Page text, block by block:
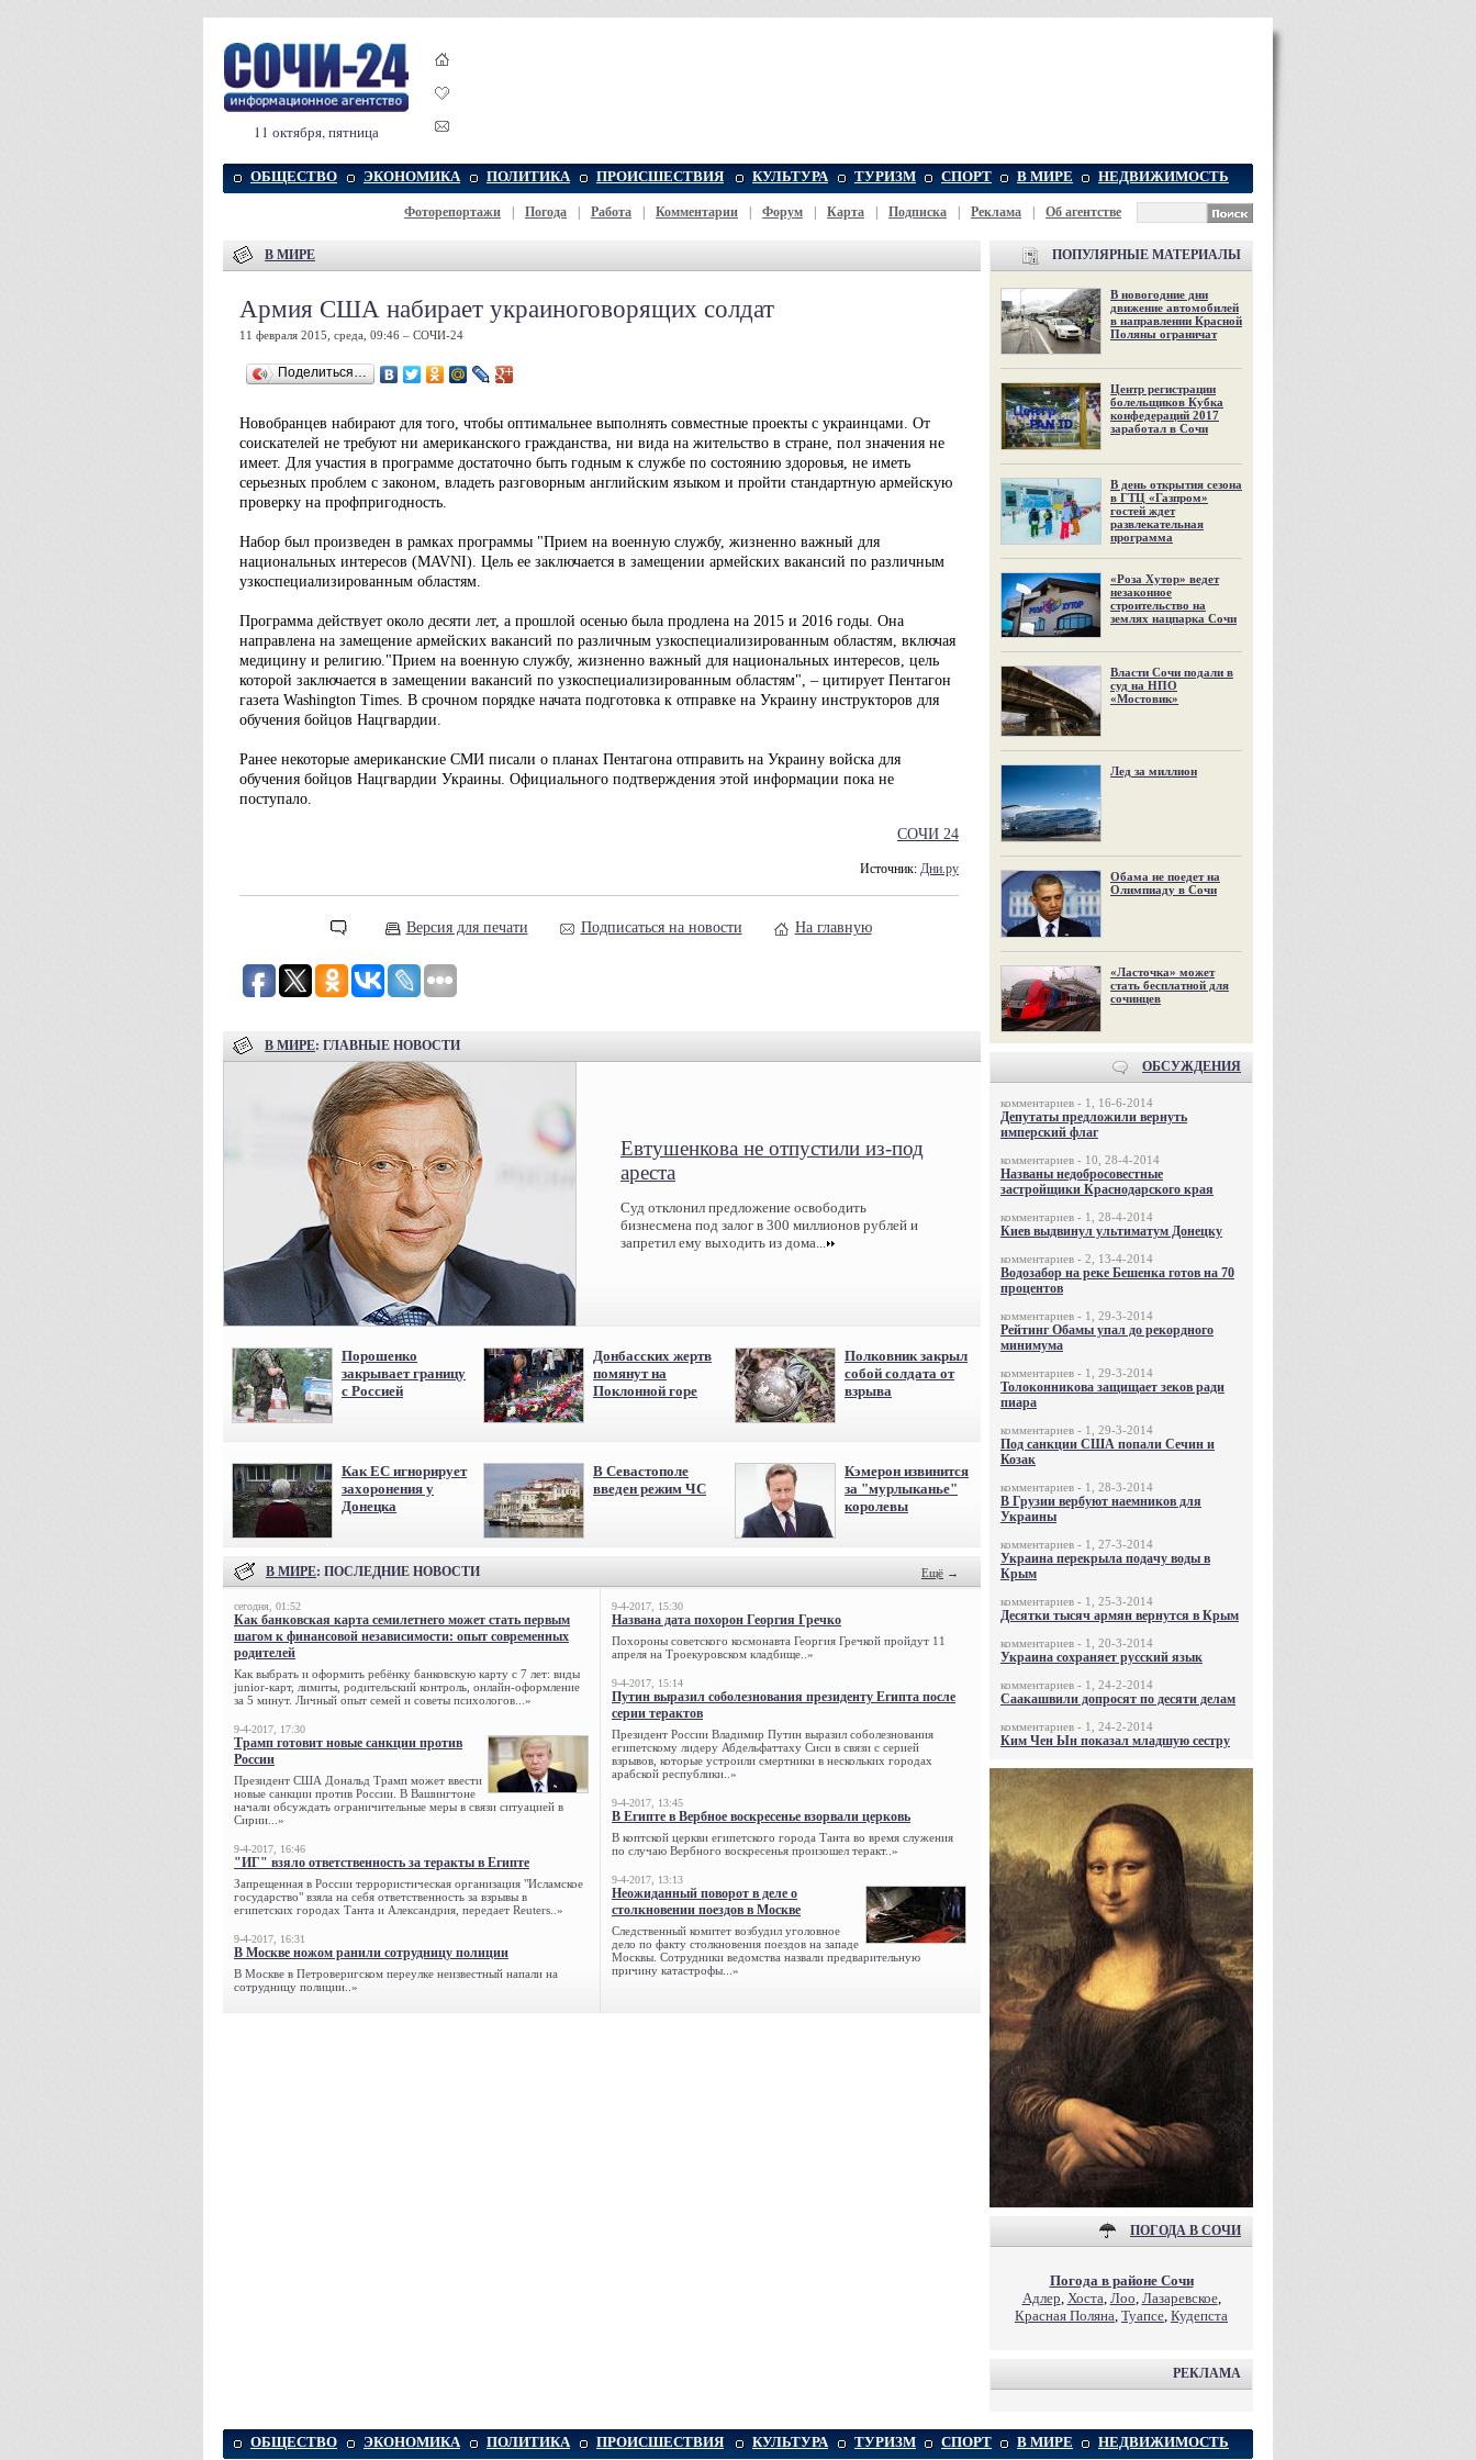
11 октября, пятница
ОБЩЕСТВО ЭКОНОМИКА ПОЛИТИКА ПРОИСШЕСТВИЯ КУЛЬТУРА ТУРИЗМ СПОРТ В МИРЕ НЕДВИЖИМОСТЬ
Фоторепортажи Погода Работа Комментарии Форум Карта Подписка Реклама Об агентстве
В МИРЕ
Армия США набирает украиноговорящих солдат
11 февраля 2015, среда, 09:46 – СОЧИ-24
Поделиться…
Новобранцев набирают для того, чтобы оптимальнее выполнять совместные проекты с украинцами. От
соискателей не требуют ни американского гражданства, ни вида на жительство в стране, пол значения не
имеет. Для участия в программе достаточно быть годным к службе по состоянию здоровья, не иметь
серьезных проблем с законом, владеть разговорным английским языком и пройти стандартную армейскую
проверку на профпригодность.
Набор был произведен в рамках программы "Прием на военную службу, жизненно важный для
национальных интересов (MAVNI). Цель ее заключается в замещении армейских вакансий по различным
узкоспециализированным областям.
Программа действует около десяти лет, а прошлой осенью была продлена на 2015 и 2016 годы. Она
направлена на замещение армейских вакансий по различным узкоспециализированным областям, включая
медицину и религию."Прием на военную службу, жизненно важный для национальных интересов, цель
которой заключается в замещении вакансий по узкоспециализированным областям", – цитирует Пентагон
газета Washington Times. В срочном порядке начата подготовка к отправке на Украину инструкторов для
обучения бойцов Нацгвардии.
Ранее некоторые американские СМИ писали о планах Пентагона отправить на Украину войска для
обучения бойцов Нацгвардии Украины. Официального подтверждения этой информации пока не
поступало.
СОЧИ 24
Источник: Дни.ру
Версия для печати Подписаться на новости На главную
В МИРЕ: ГЛАВНЫЕ НОВОСТИ
Евтушенкова не отпустили из-под
ареста
Суд отклонил предложение освободить
бизнесмена под залог в 300 миллионов рублей и
запретил ему выходить из дома...
Порошенко
закрывает границу
с Россией
Донбасских жертв
помянут на
Поклонной горе
Полковник закрыл
собой солдата от
взрыва
Как ЕС игнорирует
захоронения у
Донецка
В Севастополе
введен режим ЧС
Кэмерон извинится
за "мурлыканье"
королевы
В МИРЕ: ПОСЛЕДНИЕ НОВОСТИ Ещё →
сегодня, 01:52
Как банковская карта семилетнего может стать первым
шагом к финансовой независимости: опыт современных
родителей
Как выбрать и оформить ребёнку банковскую карту с 7 лет: виды
junior-карт, лимиты, родительский контроль, онлайн-оформление
за 5 минут. Личный опыт семей и советы психологов...»
9-4-2017, 17:30
Трамп готовит новые санкции против
России
Президент США Дональд Трамп может ввести
новые санкции против России. В Вашингтоне
начали обсуждать ограничительные меры в связи ситуацией в
Сирии...»
9-4-2017, 16:46
"ИГ" взяло ответственность за теракты в Египте
Запрещенная в России террористическая организация "Исламское
государство" взяла на себя ответственность за взрывы в
египетских городах Танта и Александрия, передает Reuters..»
9-4-2017, 16:31
В Москве ножом ранили сотрудницу полиции
В Москве в Петроверигском переулке неизвестный напали на
сотрудницу полиции..»
9-4-2017, 15:30
Названа дата похорон Георгия Гречко
Похороны советского космонавта Георгия Гречкой пройдут 11
апреля на Троекуровском кладбище..»
9-4-2017, 15:14
Путин выразил соболезнования президенту Египта после
серии терактов
Президент России Владимир Путин выразил соболезнования
египетскому лидеру Абдельфаттаху Сиси в связи с серией
взрывов, которые устроили смертники в нескольких городах
арабской республики..»
9-4-2017, 13:45
В Египте в Вербное воскресенье взорвали церковь
В коптской церкви египетского города Танта во время служения
по случаю Вербного воскресенья произошел теракт..»
9-4-2017, 13:13
Неожиданный поворот в деле о
столкновении поездов в Москве
Следственный комитет возбудил уголовное
дело по факту столкновения поездов на западе
Москвы. Сотрудники ведомства назвали предварительную
причину катастрофы...»
ПОПУЛЯРНЫЕ МАТЕРИАЛЫ
В новогодние дни
движение автомобилей
в направлении Красной
Поляны ограничат
Центр регистрации
болельщиков Кубка
конфедераций 2017
заработал в Сочи
В день открытия сезона
в ГТЦ «Газпром»
гостей ждет
развлекательная
программа
«Роза Хутор» ведет
незаконное
строительство на
землях нацпарка Сочи
Власти Сочи подали в
суд на НПО
«Мостовик»
Лед за миллион
Обама не поедет на
Олимпиаду в Сочи
«Ласточка» может
стать бесплатной для
сочинцев
ОБСУЖДЕНИЯ
комментариев - 1, 16-6-2014
Депутаты предложили вернуть
имперский флаг
комментариев - 10, 28-4-2014
Названы недобросовестные
застройщики Краснодарского края
комментариев - 1, 28-4-2014
Киев выдвинул ультиматум Донецку
комментариев - 2, 13-4-2014
Водозабор на реке Бешенка готов на 70
процентов
комментариев - 1, 29-3-2014
Рейтинг Обамы упал до рекордного
минимума
комментариев - 1, 29-3-2014
Толоконникова защищает зеков ради
пиара
комментариев - 1, 29-3-2014
Под санкции США попали Сечин и
Козак
комментариев - 1, 28-3-2014
В Грузии вербуют наемников для
Украины
комментариев - 1, 27-3-2014
Украина перекрыла подачу воды в
Крым
комментариев - 1, 25-3-2014
Десятки тысяч армян вернутся в Крым
комментариев - 1, 20-3-2014
Украина сохраняет русский язык
комментариев - 1, 24-2-2014
Саакашвили допросят по десяти делам
комментариев - 1, 24-2-2014
Ким Чен Ын показал младшую сестру
ПОГОДА В СОЧИ
Погода в районе Сочи
Адлер, Хоста, Лоо, Лазаревское,
Красная Поляна, Туапсе, Кудепста
РЕКЛАМА
ОБЩЕСТВО ЭКОНОМИКА ПОЛИТИКА ПРОИСШЕСТВИЯ КУЛЬТУРА ТУРИЗМ СПОРТ В МИРЕ НЕДВИЖИМОСТЬ